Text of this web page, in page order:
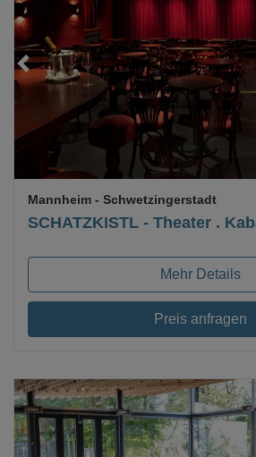
SCHATZKISTL - Theater .
Mannheim - Schwetzingerstadt
Mehr Details
Preis anfragen